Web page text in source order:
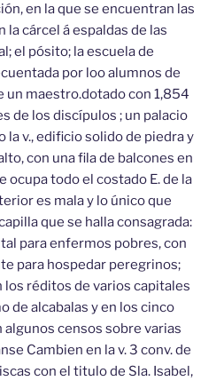
en la que se encuentran las
cárcel á espaldas de las
el pósito; la escuela de
por loo alumnos de
un maestro.dotado con 1,854
de los discípulos ; un palacio
la v., edificio solido de piedra y
con una fila de balcones en
ocupa todo el costado E. de la
es mala y lo único que
que se halla consagrada:
para enfermos pobres, con
para hospedar peregrinos;
réditos de varios capitales
de alcabalas y en los cinco
censos sobre varias
Cambien en la v. 3 conv. de
con el titulo de Sla. Isabel,